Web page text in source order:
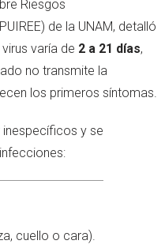
Riesgos
de la UNAM, detalló
varía de 2 a 21 días,
no transmite la
los primeros síntomas.
inespecíficos y se
cuello o cara).